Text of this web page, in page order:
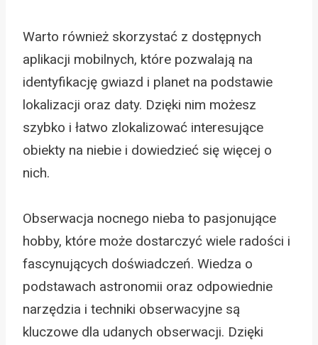
Warto również skorzystać z dostępnych
aplikacji mobilnych, które pozwalają na
identyfikację gwiazd i planet na podstawie
lokalizacji oraz daty. Dzięki nim możesz
szybko i łatwo zlokalizować interesujące
obiekty na niebie i dowiedzieć się więcej o
nich.
Obserwacja nocnego nieba to pasjonujące
hobby, które może dostarczyć wiele radości i
fascynujących doświadczeń. Wiedza o
podstawach astronomii oraz odpowiednie
narzędzia i techniki obserwacyjne są
kluczowe dla udanych obserwacji. Dzięki